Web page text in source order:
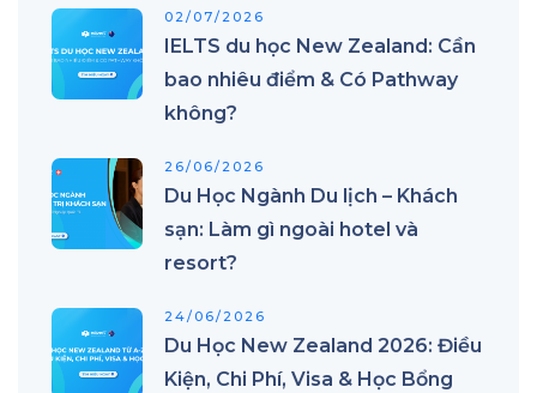
02/07/2026
IELTS du học New Zealand: Cần
bao nhiêu điểm & Có Pathway
không?
26/06/2026
Du Học Ngành Du lịch – Khách
sạn: Làm gì ngoài hotel và
resort?
24/06/2026
Du Học New Zealand 2026: Điều
Kiện, Chi Phí, Visa & Học Bổng